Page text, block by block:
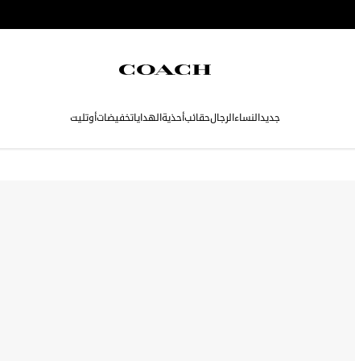
جديدالنساءالرجالحقائبأحذيةالهداياتخفيضاتأوتليت